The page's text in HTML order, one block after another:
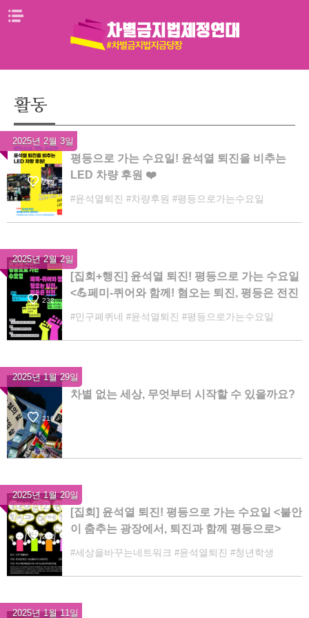
Skip
활동
243
2025년 2월 3일
평등으로 가는 수요일! 윤석열 퇴진을 비추는
LED 차량 후원 ❤️
윤석열퇴진 차량후원 평등으로가는수요일
232
2025년 2월 2일
[집회+행진] 윤석열 퇴진! 평등으로 가는 수요일
<💪페미-퀴어와 함께! 혐오는 퇴진, 평등은 전진
민구페퀴네 윤석열퇴진 평등으로가는수요일
216
2025년 1월 29일
차별 없는 세상, 무엇부터 시작할 수 있을까요?
242
2025년 1월 20일
[집회] 윤석열 퇴진! 평등으로 가는 수요일 <불안
이 춤추는 광장에서, 퇴진과 함께 평등으로>
세상을바꾸는네트워크 윤석열퇴진 청년학생
2025년 1월 11일